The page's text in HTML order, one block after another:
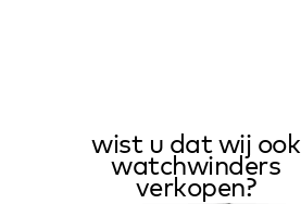
wist u dat wij ook
watchwinders
verkopen?